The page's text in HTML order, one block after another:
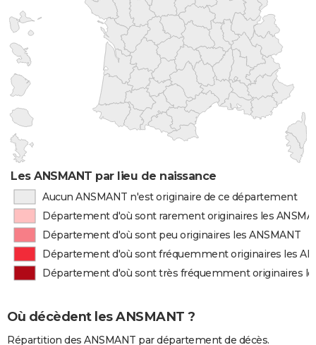
Les ANSMANT par lieu de naissance
Aucun ANSMANT n'est originaire de ce département
Département d'où sont rarement originaires les
Département d'où sont peu originaires les ANSMANT
Département d'où sont fréquemment originaires les
Département d'où sont très fréquemment originaires
Où décèdent les ANSMANT ?
Répartition des ANSMANT par département de décès.